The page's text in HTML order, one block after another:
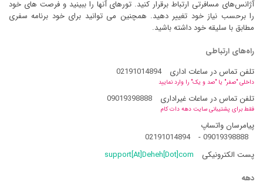
آژانس‌های مسافرتی ارتباط برقرار کنید. تورهای آنها را ببینید و فرصت های خود
را برحسب نیاز خود تغییر دهید. همچنین می توانید برای خود برنامه سفری
مطابق با سلیقه خود داشته باشید.
راه‌های ارتباطی
تلفن تماس در ساعات اداری
02191014894
داخلی "صفر" یا "صد و یک" را وارد نمایید
تلفن تماس در ساعات غیراداری 09019398888
فقط برای پشتیبانی سایت دهه دات کام
پیامرسان واتساپ
09019398888
-
02191014894
پست الکترونیکی
support[At]Deheh[Dot]com
دهه